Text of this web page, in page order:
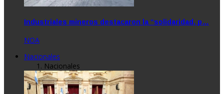
Industriales mineros destacaron la “solidaridad, p…
NOA
Nacionales
Nacionales